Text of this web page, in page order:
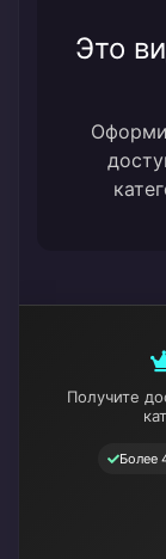
Это
Получите
Более